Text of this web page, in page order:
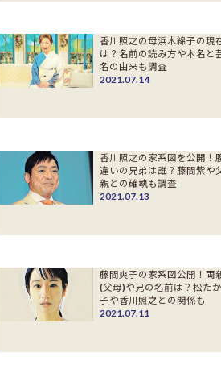
香川照之の母浜木綿子の現
は？名前の読み方や本名と
名の由来も調査
2021.07.14
香川照之の家系図を公開！
違いの兄弟は誰？藤間紫や
親との確執も調査
2021.07.13
藤間爽子の家系図公開！両
(父母)や兄の名前は？松たか
子や香川照之との関係も
2021.07.11